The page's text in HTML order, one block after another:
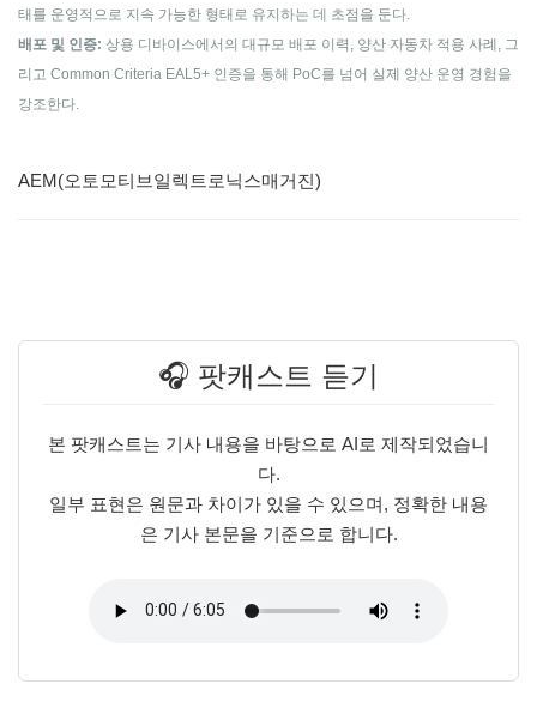
태를 운영적으로 지속 가능한 형태로 유지하는 데 초점을 둔다.
배포 및 인증: 상용 디바이스에서의 대규모 배포 이력, 양산 자동차 적용 사례, 그
리고 Common Criteria EAL5+ 인증을 통해 PoC를 넘어 실제 양산 운영 경험을
강조한다.
AEM(오토모티브일렉트로닉스매거진)
🎧 팟캐스트 듣기
본 팟캐스트는 기사 내용을 바탕으로 AI로 제작되었습니
다.
일부 표현은 원문과 차이가 있을 수 있으며, 정확한 내용
은 기사 본문을 기준으로 합니다.